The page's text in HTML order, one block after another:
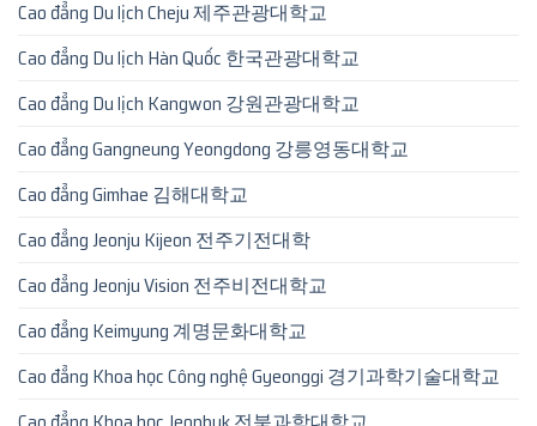
Cao đẳng Du lịch Cheju 제주관광대학교
Cao đẳng Du lịch Hàn Quốc 한국관광대학교
Cao đẳng Du lịch Kangwon 강원관광대학교
Cao đẳng Gangneung Yeongdong 강릉영동대학교
Cao đẳng Gimhae 김해대학교
Cao đẳng Jeonju Kijeon 전주기전대학
Cao đẳng Jeonju Vision 전주비전대학교
Cao đẳng Keimyung 계명문화대학교
Cao đẳng Khoa học Công nghệ Gyeonggi 경기과학기술대학교